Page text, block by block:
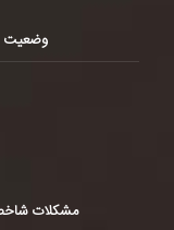
وضعیت
مشکلات